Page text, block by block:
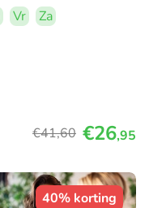
Vr
Za
€41,60 €26,95
40% korting